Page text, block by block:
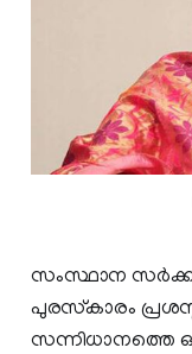
സംസ്ഥാന
പുരസ്‌കാരം
സന്നിധാനത്തെ